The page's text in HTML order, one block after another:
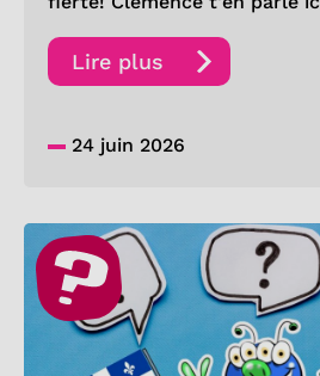
Lire plus
24 juin 2026